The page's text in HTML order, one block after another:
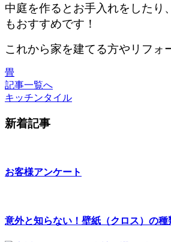
中庭を作るとお手入れをしたり
もおすすめです！
これから家を建てる方やリフォ
畳
記事一覧へ
キッチンタイル
新着記事
お客様アンケート
意外と知らない！壁紙（クロス）の